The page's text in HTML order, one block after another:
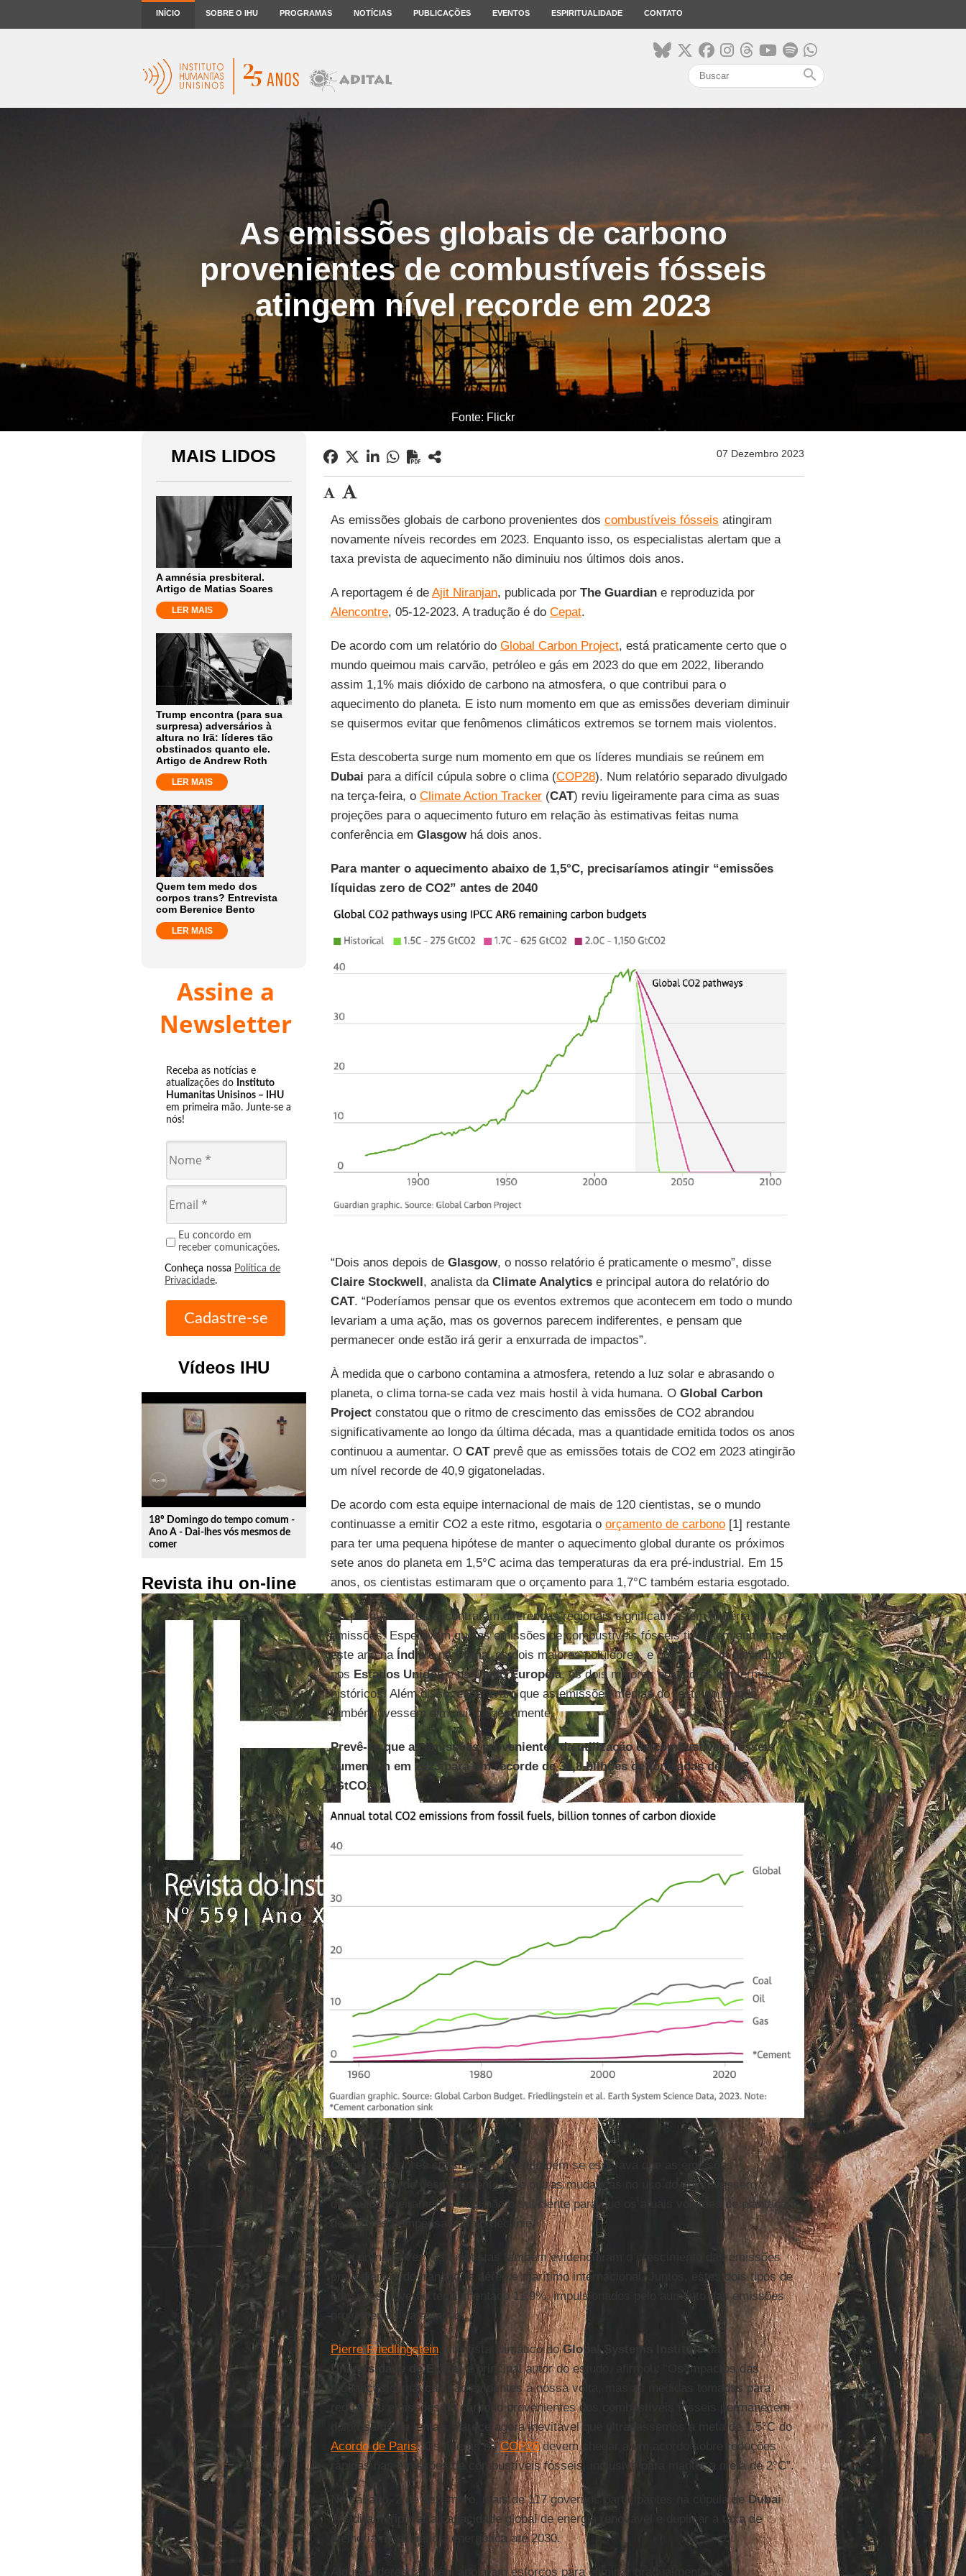
INÍCIO SOBRE O IHU PROGRAMAS NOTÍCIAS PUBLICAÇÕES EVENTOS ESPIRITUALIDADE CONTATO
search
As emissões globais de carbono
provenientes de combustíveis fósseis
atingem nível recorde em 2023
Fonte: Flickr
MAIS LIDOS
A amnésia presbiteral.
Artigo de Matias Soares
LER MAIS
Trump encontra (para sua
surpresa) adversários à
altura no Irã: líderes tão
obstinados quanto ele.
Artigo de Andrew Roth
LER MAIS
Quem tem medo dos
corpos trans? Entrevista
com Berenice Bento
LER MAIS
Assine a
Newsletter
Receba as notícias e
atualizações do Instituto
Humanitas Unisinos – IHU
em primeira mão. Junte-se a
nós!
Eu concordo em
receber comunicações.
Conheça nossa Política de
Privacidade.
Vídeos IHU
play_circle_outline
18º Domingo do tempo comum -
Ano A - Dai-lhes vós mesmos de
comer
Revista ihu on-line
07 Dezembro 2023
As emissões globais de carbono provenientes dos combustíveis fósseis atingiram
novamente níveis recordes em 2023. Enquanto isso, os especialistas alertam que a
taxa prevista de aquecimento não diminuiu nos últimos dois anos.
A reportagem é de Ajit Niranjan, publicada por The Guardiane reproduzida por
Alencontre, 05-12-2023. A tradução é do Cepat.
De acordo com um relatório do Global Carbon Project, está praticamente certo que o
mundo queimou mais carvão, petróleo e gás em 2023 do que em 2022, liberando
assim 1,1% mais dióxido de carbono na atmosfera, o que contribui para o
aquecimento do planeta. E isto num momento em que as emissões deveriam diminuir
se quisermos evitar que fenômenos climáticos extremos se tornem mais violentos.
Esta descoberta surge num momento em que os líderes mundiais se reúnem em
Dubai para a difícil cúpula sobre o clima (COP28). Num relatório separado divulgado
na terça-feira, o Climate Action Tracker(CAT) reviu ligeiramente para cima as suas
projeções para o aquecimento futuro em relação às estimativas feitas numa
conferência em Glasgowhá dois anos.
Para manter o aquecimento abaixo de 1,5°C, precisaríamos atingir “emissões
líquidas zero de CO2” antes de 2040
“Dois anos depois de Glasgow, o nosso relatório é praticamente o mesmo”, disse
Claire Stockwell , analista da Climate Analyticse principal autora do relatório do
CAT. “Poderíamos pensar que os eventos extremos que acontecem em todo o mundo
levariam a uma ação, mas os governos parecem indiferentes, e pensam que
permanecer onde estão irá gerir a enxurrada de impactos”.
À medida que o carbono contamina a atmosfera, retendo a luz solar e abrasando o
planeta, o clima torna-se cada vez mais hostil à vida humana. O Global Carbon
Projectconstatou que o ritmo de crescimento das emissões de CO2 abrandou
significativamente ao longo da última década, mas a quantidade emitida todos os anos
continuou a aumentar. O CATprevê que as emissões totais de CO2 em 2023 atingirão
um nível recorde de 40,9 gigatoneladas.
De acordo com esta equipe internacional de mais de 120 cientistas, se o mundo
continuasse a emitir CO2 a este ritmo, esgotaria o orçamento de carbono[1] restante
para ter uma pequena hipótese de manter o aquecimento global durante os próximos
sete anos do planeta em 1,5°C acima das temperaturas da era pré-industrial. Em 15
anos, os cientistas estimaram que o orçamento para 1,7°C também estaria esgotado.
Os pesquisadores encontraram diferenças regionais significativas em matéria de
emissões. Esperavam que as emissões de combustíveis fósseis tivessem aumentado
este ano na Índiae naChina, os dois maiores poluidores, e que tivessem diminuído
nos Estados Unidose naUnião Europeia, os dois maiores poluidores em termos
históricos. Além disso, esperavam que as emissões médias do resto do mundo
também tivessem diminuído ligeiramente.
Prevê-se que as emissões provenientes da utilização de combustíveis fósseis
aumentem em 2023 para um recorde de 36,8 bilhões de toneladas de CO2
(GtCO2)
Os pesquisadores constataram que também se esperava que as emissões
provenientes do desmatamento e de outras mudanças no uso do solo tivessem
diminuído ligeiramente, mas não o suficiente para que os atuais volumes de plantação
de árvores compensassem o declínio.
Pela primeira vez, os cientistas também evidenciaram o crescimento das emissões
provenientes do transporte aéreo e marítimo internacional. Juntos, estes dois tipos de
emissões deverão ter aumentado 11,9%, impulsionados pelo aumento das emissões
provenientes da aviação.
Pierre Friedlingstein, cientista climático doGlobal Systems Instituteda
Universidade de Exetere principal autor do estudo, afirmou: “Os impactos das
mudanças climáticas são evidentes à nossa volta, mas as medidas tomadas para
reduzir as emissões de carbono provenientes dos combustíveis fósseis permanecem
dolorosamente lentas. Parece agora inevitável que ultrapassemos a meta de 1,5°C do
Acordo de Paris. Os líderes naCOP28devem chegar a um acordo sobre reduções
rápidas nas emissões de combustíveis fósseis, inclusive para manter a meta de 2°C”.
No sábado, 2 de dezembro, mais de 117 governos participantes na cúpula de Dubai
decidiram triplicar a capacidade global de energia renovável e duplicar a taxa de
melhoria na eficiência energética até 2030.
Alguns líderes também apoiaram esforços para eliminar gradualmente os